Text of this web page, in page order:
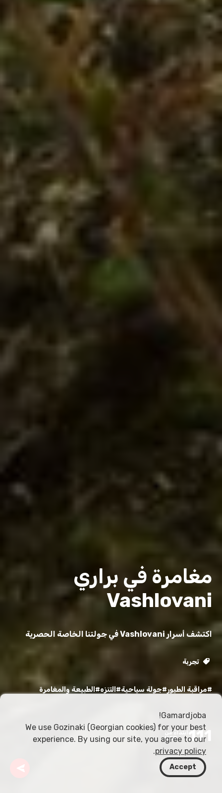
مغامرة في براري
Vashlovani
اكتشف أسرار Vashlovani في جولتنا الخاصة الحصرية
تجربة
#مراقبة الطيور#جولة سياحية#التنزه#الطبيعة والمغامرة
111 ابتداءً من
USD
Gamardjoba!
We use Gozinaki (Georgian cookies) for your best
experience. By using our site, you agree to our
privacy policy
.
Accept